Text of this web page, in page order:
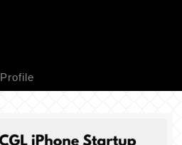
Profile